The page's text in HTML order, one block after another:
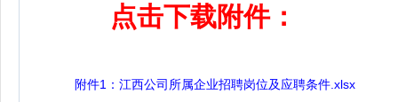
点击下载附件：
附件1：江西公司所属企业招聘岗位及应聘条件.xlsx